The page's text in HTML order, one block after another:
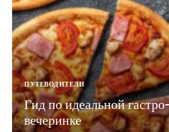
ПУТЕВОДИТЕЛИ
Гид по идеальной
вечеринке